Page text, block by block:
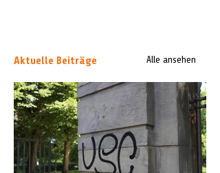
Aktuelle Beiträge Alle ansehen